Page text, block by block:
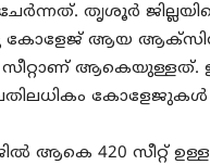
തൃശൂർ
കോളേജ് ആയ
ആകെയുള്ളത്.
കോളേജുകൾ
ആകെ 420 സീറ്റ്